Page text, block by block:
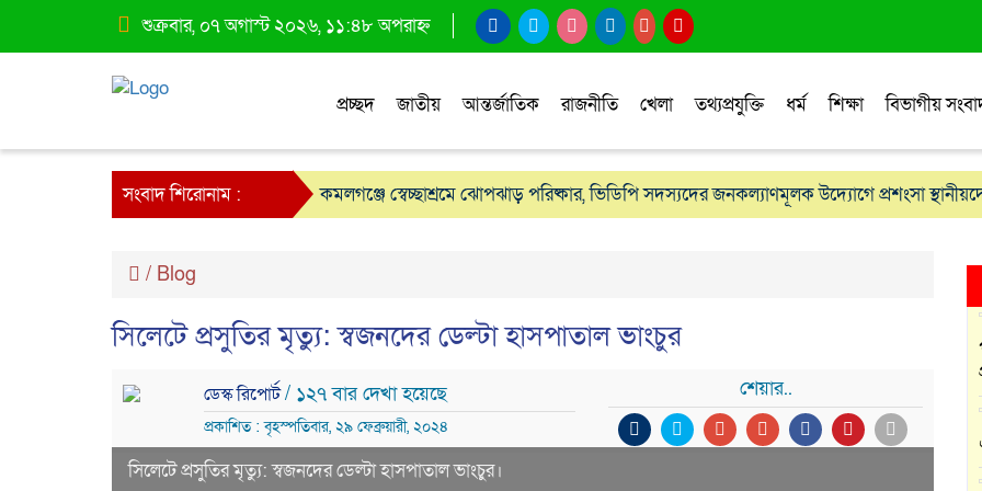
শুক্রবার, ০৭ অগাস্ট ২০২৬, ১১:৪৮ অপরাহ্ন
প্রচ্ছদ জাতীয় আন্তর্জাতিক রাজনীতি খেলা তথ্যপ্রযুক্তি ধর্ম শিক্ষা বিভাগীয়
সংবাদ শিরোনাম : কমলগঞ্জে স্বেচ্ছাশ্রমে ঝোপঝাড় পরিষ্কার, ভিডিপি সদস্যদের জনকল্যাণমূলক উদ্যোগে প্রশংসা
মৌলভীবাজারে পার্কে উটপাখি ও এমুর ডিম
/ Blog
সিলেটে প্রসুতির মৃত্যু: স্বজনদের ডেল্টা হাসপাতাল ভাংচুর
ডেস্ক রিপোর্ট/ ১২৭ বার দেখা হয়েছে
প্রকাশিত : বৃহস্পতিবার, ২৯ ফেব্রুয়ারী, ২০২৪
শেয়ার..
সিলেটে প্রসুতির মৃত্যু: স্বজনদের ডেল্টা হাসপাতাল ভাংচুর।